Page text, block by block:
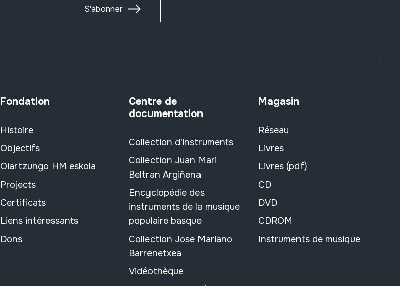
S'abonner
Fondation
Histoire
Objectifs
Oiartzungo HM eskola
Projects
Certificats
Liens intéressants
Dons
Centre de
documentation
Collection d'instruments
Collection Juan Mari
Beltran Argiñena
Encyclopédie des
instruments de la musique
populaire basque
Collection Jose Mariano
Barrenetxea
Vidéothèque
Magasin
Réseau
Livres
Livres (pdf)
CD
DVD
CDROM
Instruments de musique